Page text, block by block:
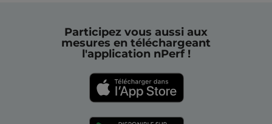
Participez vous aussi aux
mesures en téléchargeant
l'application nPerf !